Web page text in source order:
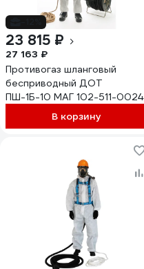
23 815 ₽
27 163 ₽
Противогаз шланговый
бесприводный ДОТ
ПШ-1Б-10 МАГ 102-511-0024
В корзину